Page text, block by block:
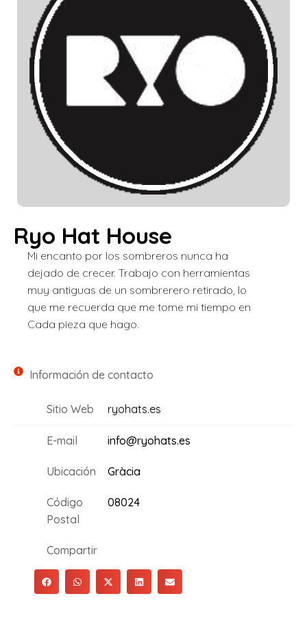
Ryo Hat House
Mi encanto por los sombreros nunca ha
dejado de crecer. Trabajo con herramientas
muy antiguas de un sombrerero retirado, lo
que me recuerda que me tome mi tiempo en
Cada pieza que hago.
Información de contacto
Sitio Web ryohats.es
E-mail info@ryohats.es
Ubicación Gràcia
Código
Postal
08024
Compartir